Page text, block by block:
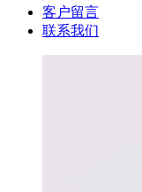
客户留言
联系我们